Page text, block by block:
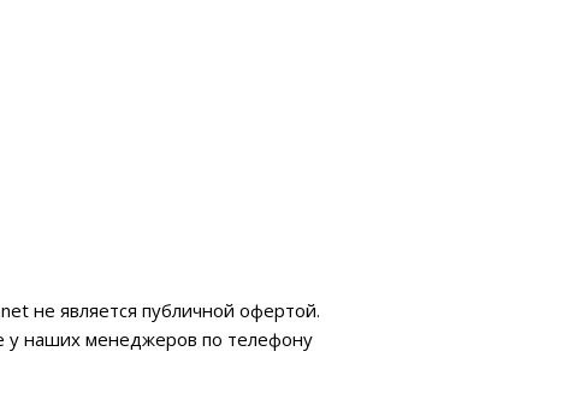
не является публичной офертой.
у наших менеджеров по телефону